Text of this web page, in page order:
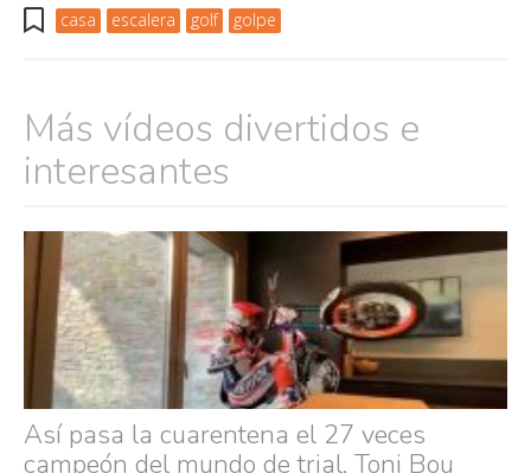
casa escalera golf golpe
Más vídeos divertidos e
interesantes
Así pasa la cuarentena el 27 veces
campeón del mundo de trial, Toni Bou